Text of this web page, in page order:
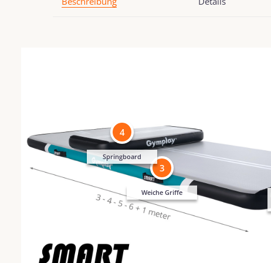
Weiche Griffe
3
Springboard
4